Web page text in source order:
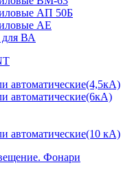
АП 50Б
АЕ
для ВА
автоматические(4,5кА)
автоматические(6кА)
автоматические(10 кА)
Фонари